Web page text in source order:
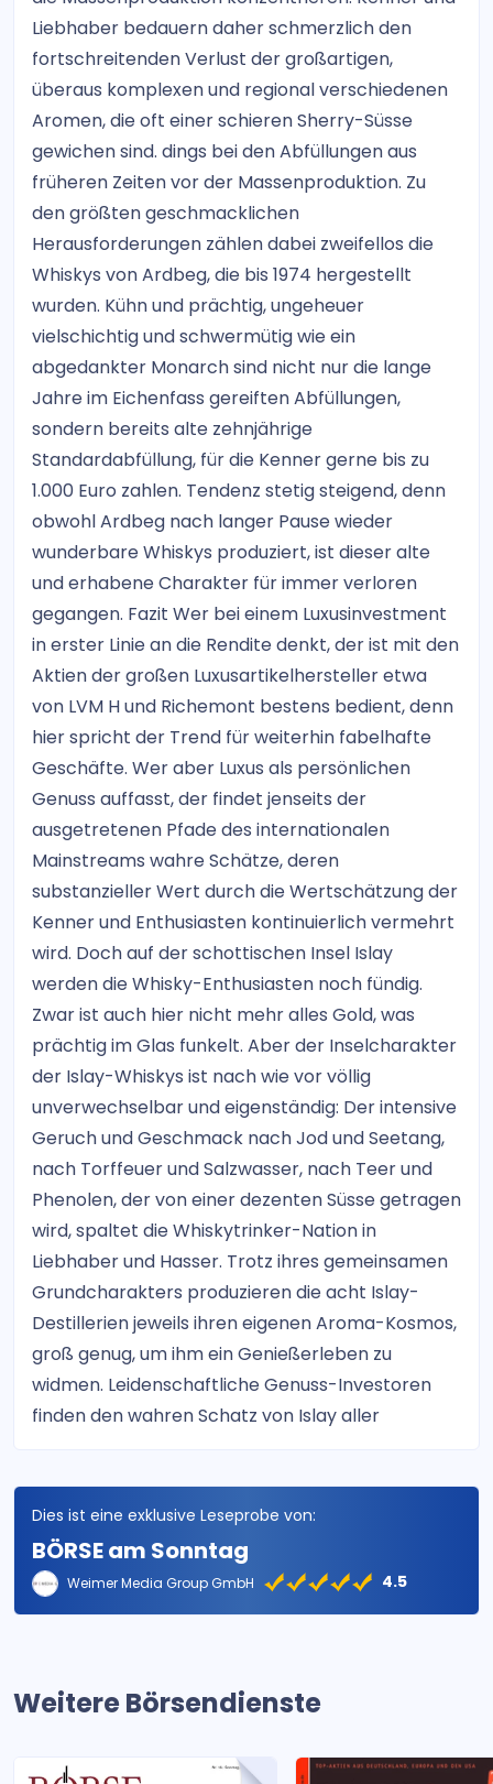
Liebhaber bedauern daher schmerzlich den
fortschreitenden Verlust der großartigen,
überaus komplexen und regional verschiedenen
Aromen, die oft einer schieren Sherry-Süsse
gewichen sind. dings bei den Abfüllungen aus
früheren Zeiten vor der Massenproduktion. Zu
den größten geschmacklichen
Herausforderungen zählen dabei zweifellos die
Whiskys von Ardbeg, die bis 1974 hergestellt
wurden. Kühn und prächtig, ungeheuer
vielschichtig und schwermütig wie ein
abgedankter Monarch sind nicht nur die lange
Jahre im Eichenfass gereiften Abfüllungen,
sondern bereits alte zehnjährige
Standardabfüllung, für die Kenner gerne bis zu
1.000 Euro zahlen. Tendenz stetig steigend, denn
obwohl Ardbeg nach langer Pause wieder
wunderbare Whiskys produziert, ist dieser alte
und erhabene Charakter für immer verloren
gegangen. Fazit Wer bei einem Luxusinvestment
in erster Linie an die Rendite denkt, der ist mit den
Aktien der großen Luxusartikelhersteller etwa
von LVM H und Richemont bestens bedient, denn
hier spricht der Trend für weiterhin fabelhafte
Geschäfte. Wer aber Luxus als persönlichen
Genuss auffasst, der findet jenseits der
ausgetretenen Pfade des internationalen
Mainstreams wahre Schätze, deren
substanzieller Wert durch die Wertschätzung der
Kenner und Enthusiasten kontinuierlich vermehrt
wird. Doch auf der schottischen Insel Islay
werden die Whisky-Enthusiasten noch fündig.
Zwar ist auch hier nicht mehr alles Gold, was
prächtig im Glas funkelt. Aber der Inselcharakter
der Islay-Whiskys ist nach wie vor völlig
unverwechselbar und eigenständig: Der intensive
Geruch und Geschmack nach Jod und Seetang,
nach Torffeuer und Salzwasser, nach Teer und
Phenolen, der von einer dezenten Süsse getragen
wird, spaltet die Whiskytrinker-Nation in
Liebhaber und Hasser. Trotz ihres gemeinsamen
Grundcharakters produzieren die acht Islay-
Destillerien jeweils ihren eigenen Aroma-Kosmos,
groß genug, um ihm ein Genießerleben zu
widmen. Leidenschaftliche Genuss-Investoren
finden den wahren Schatz von Islay aller
Dies ist eine exklusive Leseprobe von:
BÖRSE am Sonntag
Weimer Media Group GmbH 4.5
Weitere Börsendienste